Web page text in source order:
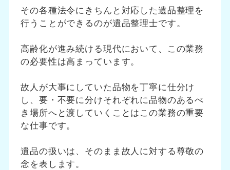
その各種法令にきちんと対応した遺品整理を
行うことができるのが遺品整理士です。
高齢化が進み続ける現代において、この業務
の必要性は高まっています。
故人が大事にしていた品物を丁寧に仕分け
し、要・不要に分けそれぞれに品物のあるべ
き場所へと渡していくことはこの業務の重要
な仕事です。
遺品の扱いは、そのまま故人に対する尊敬の
念を表します。